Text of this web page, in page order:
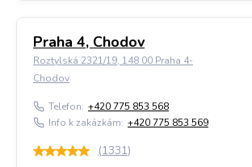
Praha 4, Chodov
Roztylská 2321/19, 148 00 Praha 4-
Chodov
Telefon: +420 775 853 568
Info k zakázkám: +420 775 853 569
(1331)